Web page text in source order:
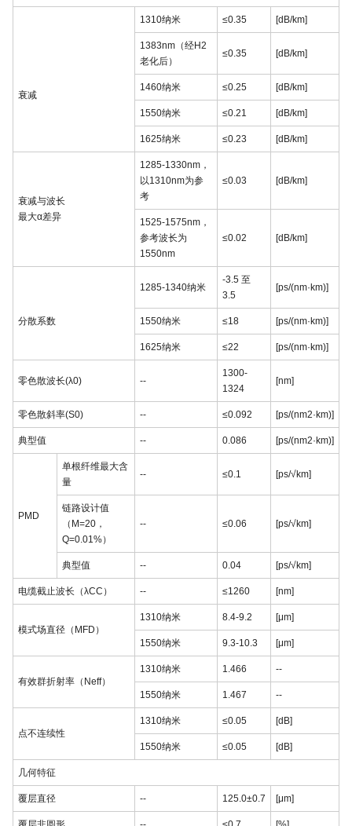
衰减
1310纳米 ≤0.35 [dB/km]
1383nm（经H2
老化后）
≤0.35 [dB/km]
1460纳米 ≤0.25 [dB/km]
1550纳米 ≤0.21 [dB/km]
1625纳米 ≤0.23 [dB/km]
衰减与波长
最大α差异
1285-1330nm，
以1310nm为参
考
≤0.03 [dB/km]
1525-1575nm，
参考波长为
1550nm
≤0.02 [dB/km]
分散系数
1285-1340纳米
-3.5 至
3.5
[ps/(nm·km)]
1550纳米 ≤18 [ps/(nm·km)]
1625纳米 ≤22 [ps/(nm·km)]
零色散波长(λ0) --
1300-
1324
[nm]
零色散斜率(S0) -- ≤0.092 [ps/(nm2·km)]
典型值 -- 0.086 [ps/(nm2·km)]
PMD
单根纤维最大含
量
-- ≤0.1 [ps/√km]
链路设计值
（M=20，
Q=0.01%）
-- ≤0.06 [ps/√km]
典型值 -- 0.04 [ps/√km]
电缆截止波长（λCC） -- ≤1260 [nm]
模式场直径（MFD）
1310纳米 8.4-9.2 [μm]
1550纳米 9.3-10.3 [μm]
有效群折射率（Neff）
1310纳米 1.466 --
1550纳米 1.467 --
点不连续性
1310纳米 ≤0.05 [dB]
1550纳米 ≤0.05 [dB]
几何特征
覆层直径 -- 125.0±0.7 [μm]